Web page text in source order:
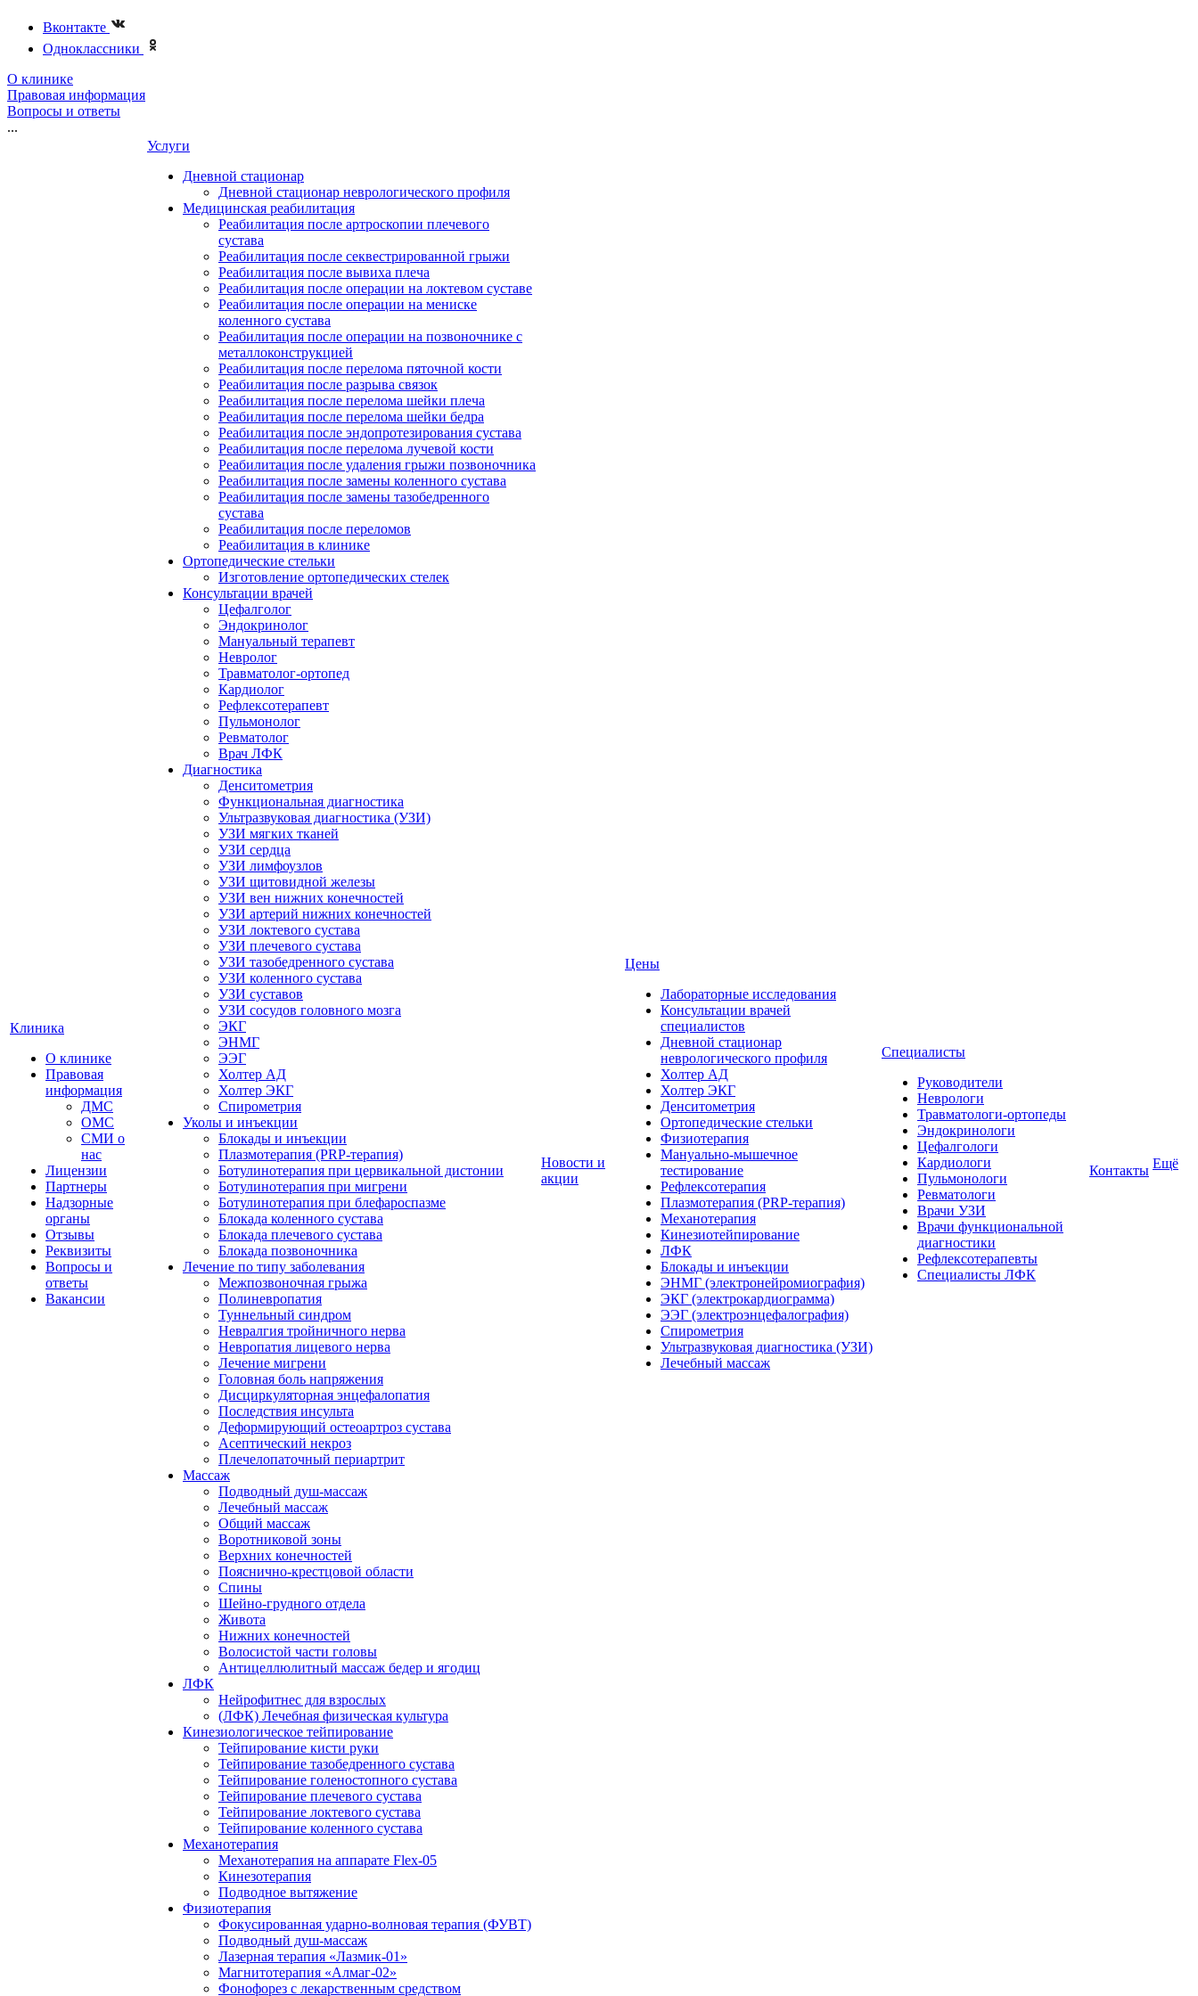
Вконтакте
Одноклассники
О клинике
Правовая информация
Вопросы и ответы
...
Клиника
О клинике
Правовая
информация
ДМС
ОМС
СМИ о
нас
Лицензии
Партнеры
Надзорные
органы
Отзывы
Реквизиты
Вопросы и
ответы
Вакансии
Услуги
Дневной стационар
Дневной стационар неврологического профиля
Медицинская реабилитация
Реабилитация после артроскопии плечевого
сустава
Реабилитация после секвестрированной грыжи
Реабилитация после вывиха плеча
Реабилитация после операции на локтевом суставе
Реабилитация после операции на мениске
коленного сустава
Реабилитация после операции на позвоночнике с
металлоконструкцией
Реабилитация после перелома пяточной кости
Реабилитация после разрыва связок
Реабилитация после перелома шейки плеча
Реабилитация после перелома шейки бедра
Реабилитация после эндопротезирования сустава
Реабилитация после перелома лучевой кости
Реабилитация после удаления грыжи позвоночника
Реабилитация после замены коленного сустава
Реабилитация после замены тазобедренного
сустава
Реабилитация после переломов
Реабилитация в клинике
Ортопедические стельки
Изготовление ортопедических стелек
Консультации врачей
Цефалголог
Эндокринолог
Мануальный терапевт
Невролог
Травматолог-ортопед
Кардиолог
Рефлексотерапевт
Пульмонолог
Ревматолог
Врач ЛФК
Диагностика
Денситометрия
Функциональная диагностика
Ультразвуковая диагностика (УЗИ)
УЗИ мягких тканей
УЗИ сердца
УЗИ лимфоузлов
УЗИ щитовидной железы
УЗИ вен нижних конечностей
УЗИ артерий нижних конечностей
УЗИ локтевого сустава
УЗИ плечевого сустава
УЗИ тазобедренного сустава
УЗИ коленного сустава
УЗИ суставов
УЗИ сосудов головного мозга
ЭКГ
ЭНМГ
ЭЭГ
Холтер АД
Холтер ЭКГ
Спирометрия
Уколы и инъекции
Блокады и инъекции
Плазмотерапия (PRP-терапия)
Ботулинотерапия при цервикальной дистонии
Ботулинотерапия при мигрени
Ботулинотерапия при блефароспазме
Блокада коленного сустава
Блокада плечевого сустава
Блокада позвоночника
Лечение по типу заболевания
Межпозвоночная грыжа
Полиневропатия
Туннельный синдром
Невралгия тройничного нерва
Невропатия лицевого нерва
Лечение мигрени
Головная боль напряжения
Дисциркуляторная энцефалопатия
Последствия инсульта
Деформирующий остеоартроз сустава
Асептический некроз
Плечелопаточный периартрит
Массаж
Подводный душ-массаж
Лечебный массаж
Общий массаж
Воротниковой зоны
Верхних конечностей
Пояснично-крестцовой области
Спины
Шейно-грудного отдела
Живота
Нижних конечностей
Волосистой части головы
Антицеллюлитный массаж бедер и ягодиц
ЛФК
Нейрофитнес для взрослых
(ЛФК) Лечебная физическая культура
Кинезиологическое тейпирование
Тейпирование кисти руки
Тейпирование тазобедренного сустава
Тейпирование голеностопного сустава
Тейпирование плечевого сустава
Тейпирование локтевого сустава
Тейпирование коленного сустава
Механотерапия
Механотерапия на аппарате Flex-05
Кинезотерапия
Подводное вытяжение
Физиотерапия
Фокусированная ударно-волновая терапия (ФУВТ)
Подводный душ-массаж
Лазерная терапия «Лазмик-01»
Магнитотерапия «Алмаг-02»
Фонофорез с лекарственным средством
Новости и
акции
Цены
Лабораторные исследования
Консультации врачей
специалистов
Дневной стационар
неврологического профиля
Холтер АД
Холтер ЭКГ
Денситометрия
Ортопедические стельки
Физиотерапия
Мануально-мышечное
тестирование
Рефлексотерапия
Плазмотерапия (PRP-терапия)
Механотерапия
Кинезиотейпирование
ЛФК
Блокады и инъекции
ЭНМГ (электронейромиография)
ЭКГ (электрокардиограмма)
ЭЭГ (электроэнцефалография)
Спирометрия
Ультразвуковая диагностика (УЗИ)
Лечебный массаж
Специалисты
Руководители
Неврологи
Травматологи-ортопеды
Эндокринологи
Цефалгологи
Кардиологи
Пульмонологи
Ревматологи
Врачи УЗИ
Врачи функциональной
диагностики
Рефлексотерапевты
Специалисты ЛФК
Контакты Ещё